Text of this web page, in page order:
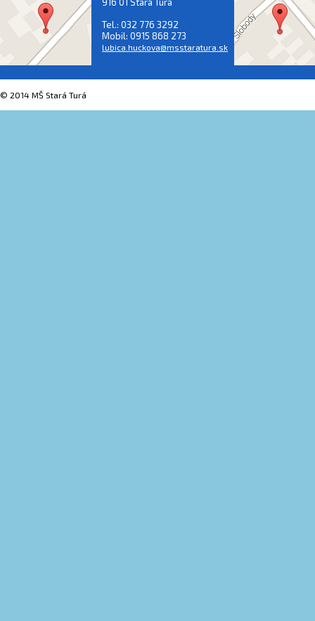
Tel.: 032 776 3292
Mobil: 0915 868 273
lubica.huckova@msstaratura.sk
© 2014 MŠ Stará Turá